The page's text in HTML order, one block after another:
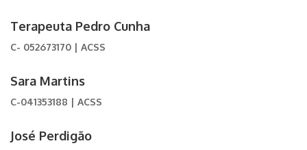
Terapeuta Pedro Cunha
C- 052673170 | ACSS
Sara Martins
C-041353188 | ACSS
José Perdigão